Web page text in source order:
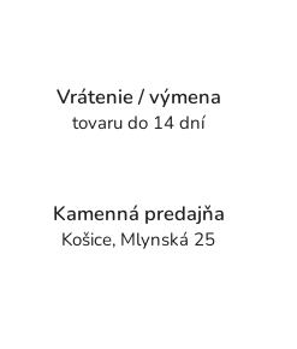
Vrátenie / výmena
tovaru do 14 dní
Kamenná predajňa
Košice, Mlynská 25